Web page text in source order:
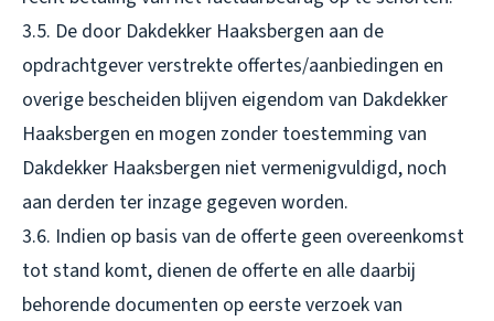
3.5. De door Dakdekker Haaksbergen aan de
opdrachtgever verstrekte offertes/aanbiedingen en
overige bescheiden blijven eigendom van Dakdekker
Haaksbergen en mogen zonder toestemming van
Dakdekker Haaksbergen niet vermenigvuldigd, noch
aan derden ter inzage gegeven worden.
3.6. Indien op basis van de offerte geen overeenkomst
tot stand komt, dienen de offerte en alle daarbij
behorende documenten op eerste verzoek van